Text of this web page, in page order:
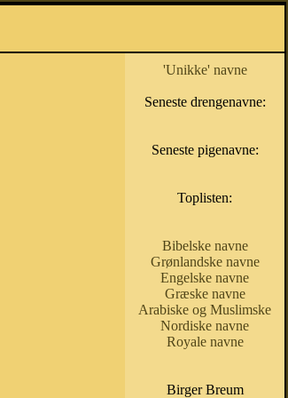
'Unikke' navne
Seneste drengenavne:
Seneste pigenavne:
Toplisten:
Bibelske navne
Grønlandske navne
Engelske navne
Græske navne
Arabiske og Muslimske
Nordiske navne
Royale navne
Birger Breum